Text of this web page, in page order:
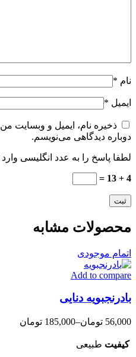
نام *
ایمیل *
ذخیره نام، ایمیل و وبسایت
دوباره دیدگاهی می‌نویسم.
لطفا پاسخ را به عدد انگلیسی وارد
4 + 13 =
محصولات مشابه
اتمام موجودی
Add to compare
بادرنجبویه دنایی
56,000 تومان–
185,000 تومان
کیفیت طبیعی